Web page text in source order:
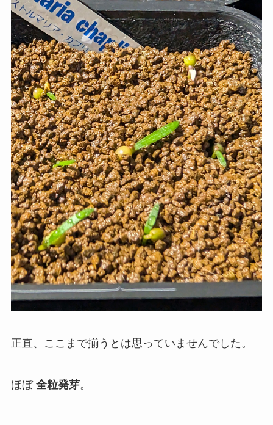
正直、ここまで揃うとは思っていませんでした。
ほぼ 全粒発芽。